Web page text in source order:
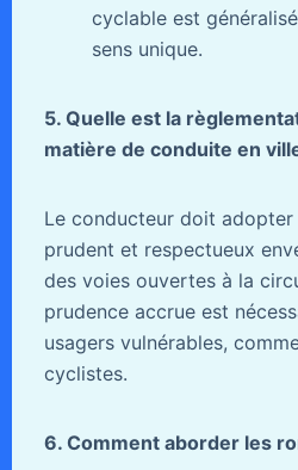
cyclable est
sens unique.
5. Quelle est la
matière de conduite en
Le conducteur doit
prudent et respectueux
des voies ouvertes à la
prudence accrue est
usagers vulnérables,
cyclistes.
6. Comment aborder les